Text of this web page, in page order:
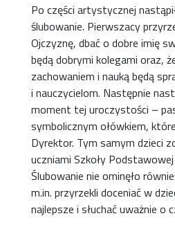
Po części artystycznej
ślubowanie. Pierwszacy
Ojczyznę, dbać o dobre imię
będą dobrymi kolegami oraz,
zachowaniem i nauką będą
i nauczycielom. Następnie
moment tej uroczystości –
symbolicznym ołówkiem,
Dyrektor. Tym samym dzieci
uczniami Szkoły
Ślubowanie nie ominęło
m.in. przyrzekli doceniać w
najlepsze i słuchać uważnie o